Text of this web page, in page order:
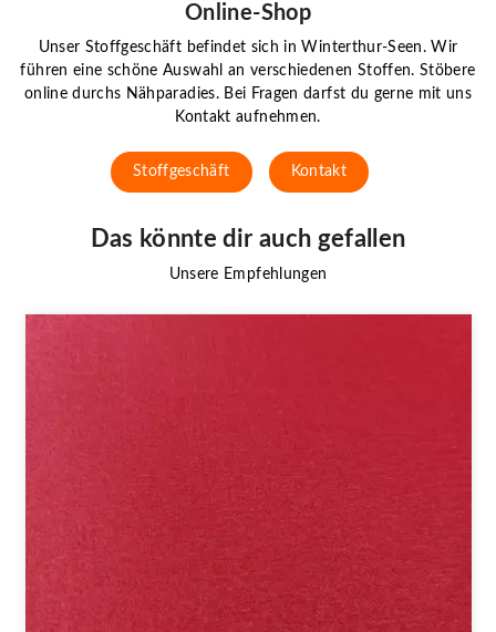
Online-Shop
Unser Stoffgeschäft befindet sich in Winterthur-Seen. Wir
führen eine schöne Auswahl an verschiedenen Stoffen. Stöbere
online durchs Nähparadies. Bei Fragen darfst du gerne mit uns
Kontakt aufnehmen.
Stoffgeschäft Kontakt
Das könnte dir auch gefallen
Unsere Empfehlungen